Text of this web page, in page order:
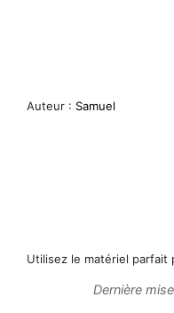
Auteur : Samuel
Utilisez le matériel
Dernière